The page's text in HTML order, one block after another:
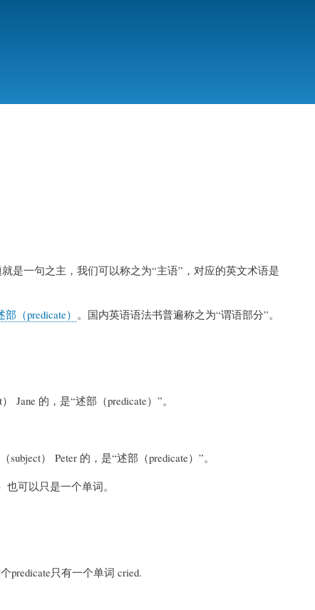
是一句之主，我们可以称之为“主语”，对应的英文术语是
部（predicate） 。国内英语语法书普遍称之为“谓语部分”。
Jane 的，是“述部（predicate）”。
） Peter 的，是“述部（predicate）”。
可以只是一个单词。
predicate只有一个单词 cried.